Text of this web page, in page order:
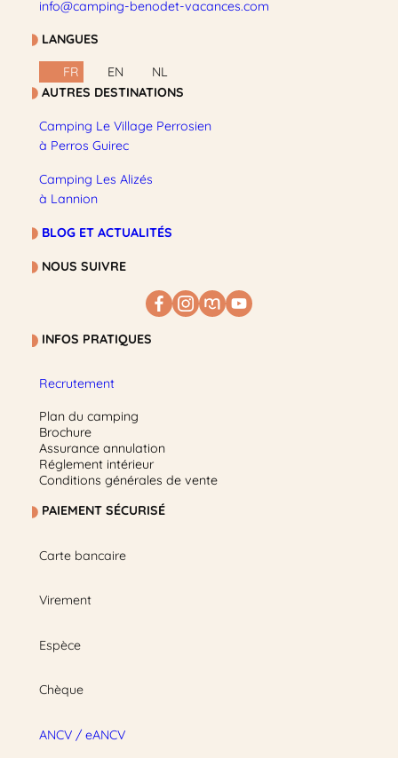
info@camping-benodet-vacances.com
LANGUES
FR EN
NL
AUTRES DESTINATIONS
Camping Le Village Perrosien
à Perros Guirec
Camping Les Alizés
à Lannion
BLOG ET ACTUALITÉS
NOUS SUIVRE
INFOS PRATIQUES
Recrutement
Plan du camping
Brochure
Assurance annulation
Réglement intérieur
Conditions générales de vente
PAIEMENT SÉCURISÉ
Carte bancaire
Virement
Espèce
Chèque
ANCV / eANCV